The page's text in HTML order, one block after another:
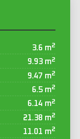
3.6 m2
9.93 m2
9.47 m2
6.5 m2
6.14 m2
21.38 m2
11.01 m2